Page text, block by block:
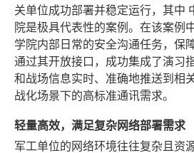
关单位成功部署并稳定运行，其中
院是极具代表性的案例。在该案例
学院内部日常的安全沟通任务，保
通过其开放接口，成功集成了演习
和战场信息实时、准确地推送到相
战化场景下的高标准通讯需求。
轻量高效，满足复杂网络部署需求
军工单位的网络环境往往复杂且资